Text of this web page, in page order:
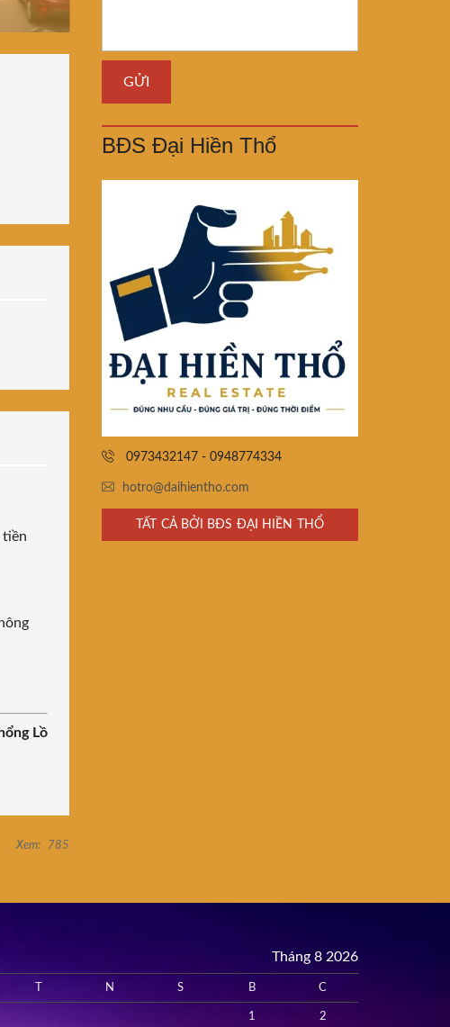
tiền
Lồ
Xem: 785
BĐS Đại Hiền Thổ
0973432147 - 0948774334
hotro@daihientho.com
TẤT CẢ BỞI BĐS ĐẠI HIỀN THỔ
Tháng 8 2026
N S B C
1 2